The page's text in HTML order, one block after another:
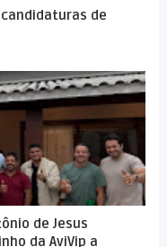
de
de Jesus
da AviVip a